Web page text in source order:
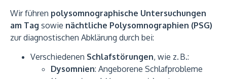
Wir führen polysomnographische Untersuchungen
am Tag sowie nächtliche Polysomnographien (PSG)
zur diagnostischen Abklärung durch bei:
Verschiedenen Schlafstörungen, wie z. B.:
Dysomnien: Angeborene Schlafprobleme